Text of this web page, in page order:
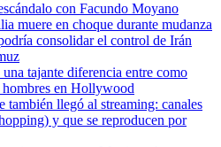
con Facundo Moyano
muere en choque durante mudanza
consolidar el control de Irán
tajante diferencia entre como
hombres en Hollywood
también llegó al streaming: canales
y que se reproducen por